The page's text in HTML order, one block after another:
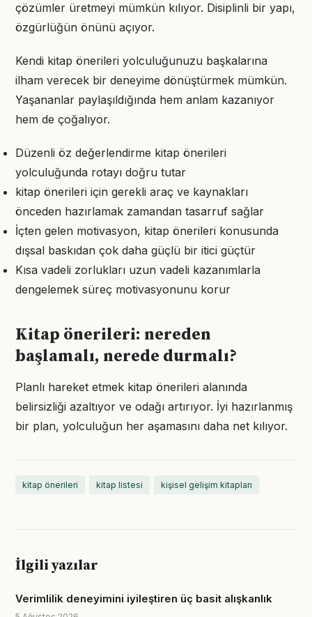
çözümler üretmeyi mümkün kılıyor. Disiplinli bir yapı,
özgürlüğün önünü açıyor.
Kendi kitap önerileri yolculuğunuzu başkalarına
ilham verecek bir deneyime dönüştürmek mümkün.
Yaşananlar paylaşıldığında hem anlam kazanıyor
hem de çoğalıyor.
Düzenli öz değerlendirme kitap önerileri
yolculuğunda rotayı doğru tutar
kitap önerileri için gerekli araç ve kaynakları
önceden hazırlamak zamandan tasarruf sağlar
İçten gelen motivasyon, kitap önerileri konusunda
dışsal baskıdan çok daha güçlü bir itici güçtür
Kısa vadeli zorlukları uzun vadeli kazanımlarla
dengelemek süreç motivasyonunu korur
Kitap önerileri: nereden
başlamalı, nerede durmalı?
Planlı hareket etmek kitap önerileri alanında
belirsizliği azaltıyor ve odağı artırıyor. İyi hazırlanmış
bir plan, yolculuğun her aşamasını daha net kılıyor.
kitap önerileri kitap listesi kişisel gelişim kitapları
İlgili yazılar
Verimlilik deneyimini iyileştiren üç basit alışkanlık